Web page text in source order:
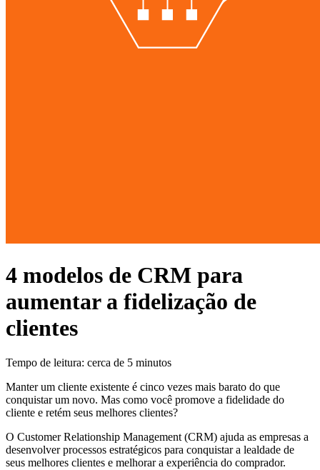
4 modelos de CRM para
aumentar a fidelização de
clientes
Tempo de leitura: cerca de 5 minutos
Manter um cliente existente é cinco vezes mais barato do que
conquistar um novo. Mas como você promove a fidelidade do
cliente e retém seus melhores clientes?
O Customer Relationship Management (CRM) ajuda as empresas a
desenvolver processos estratégicos para conquistar a lealdade de
seus melhores clientes e melhorar a experiência do comprador.